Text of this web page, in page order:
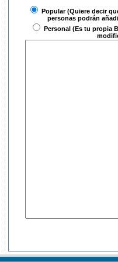
Popular(Quiere decir
personas podrán
Personal (Es tu propia